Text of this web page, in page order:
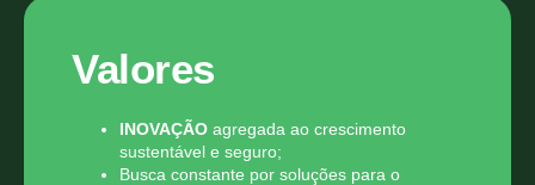
Valores
INOVAÇÃO agregada ao crescimento
sustentável e seguro;
Busca constante por soluções para o